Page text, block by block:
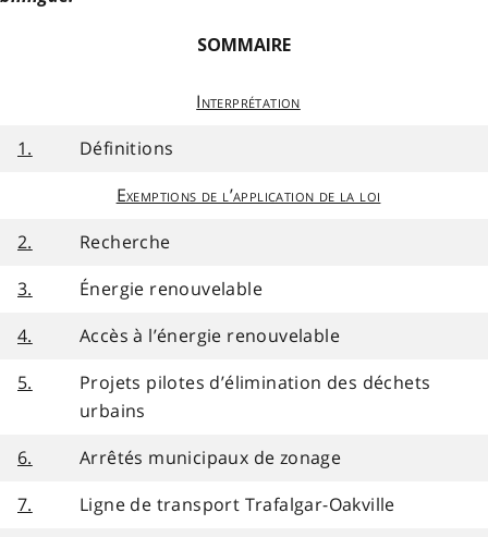
SOMMAIRE
Interprétation
1.
Définitions
Exemptions de l’application de la loi
2.
Recherche
3.
Énergie renouvelable
4.
Accès à l’énergie renouvelable
5.
Projets pilotes d’élimination des déchets
urbains
6.
Arrêtés municipaux de zonage
7.
Ligne de transport Trafalgar-Oakville